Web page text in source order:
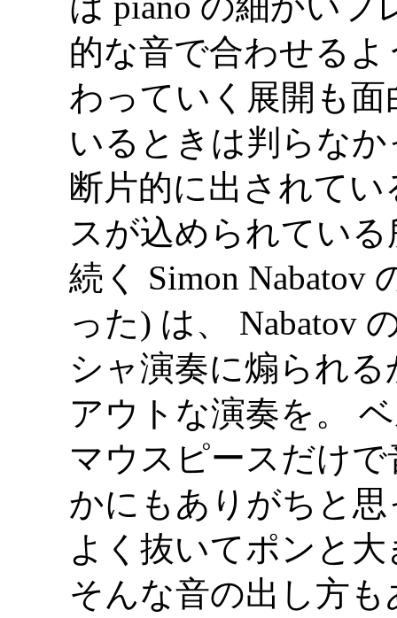
的な音で合わせる
わっていく展開も
いるときは判らな
断片的に出されて
スが込められてい
続く Simon Nabatov
った) は、 Nabatov
シャ演奏に煽られる
アウトな演奏を。
マウスピースだけ
かにもありがちと
よく抜いてポンと
そんな音の出し方